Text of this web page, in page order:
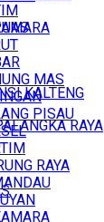
KALTENG
RAYA
MAS
PISAU
RAYA